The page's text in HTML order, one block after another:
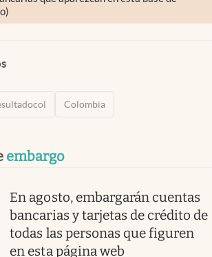
Colombia
embargo
En agosto, embargarán cuentas
bancarias y tarjetas de crédito de
todas las personas que figuren
en esta página web